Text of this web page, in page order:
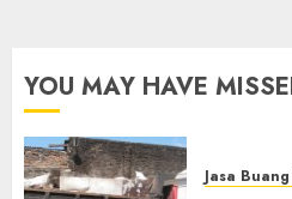
YOU MAY HAVE
Jasa